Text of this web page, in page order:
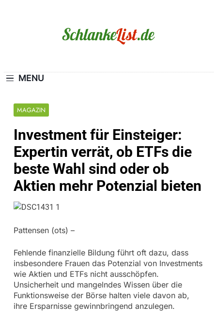
MENU
MAGAZIN
Investment für Einsteiger:
Expertin verrät, ob ETFs die
beste Wahl sind oder ob
Aktien mehr Potenzial bieten
Pattensen (ots) –
Fehlende finanzielle Bildung führt oft dazu, dass
insbesondere Frauen das Potenzial von Investments
wie Aktien und ETFs nicht ausschöpfen.
Unsicherheit und mangelndes Wissen über die
Funktionsweise der Börse halten viele davon ab,
ihre Ersparnisse gewinnbringend anzulegen.